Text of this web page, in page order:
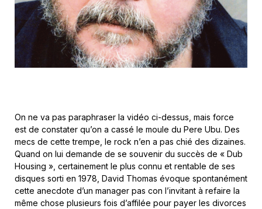
On ne va pas paraphraser la vidéo ci-dessus, mais force
est de constater qu’on a cassé le moule du Pere Ubu. Des
mecs de cette trempe, le rock n’en a pas chié des dizaines.
Quand on lui demande de se souvenir du succès de « Dub
Housing », certainement le plus connu et rentable de ses
disques sorti en 1978, David Thomas évoque spontanément
cette anecdote d’un manager pas con l’invitant à refaire la
même chose plusieurs fois d’affilée pour payer les divorces